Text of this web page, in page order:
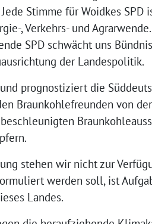
Stimme für Woidkes
, Verkehrs- und
SPD schwächt uns
der Landespolitik.
prognostiziert die
Braunkohlefreunden von
stehen wir nicht zur
werden soll, ist
Landes.